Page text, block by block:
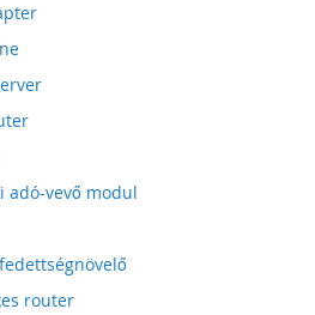
adó-vevő modul
router